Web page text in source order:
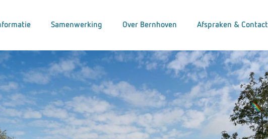
Samenwerking Over Bernhoven Afspraken & Contact